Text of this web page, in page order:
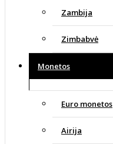
Zambija
Zimbabvė
Monetos
Euro monetos
Airija